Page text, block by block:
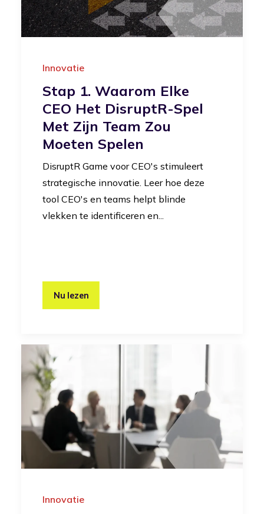
Innovatie
Stap 1. Waarom Elke
CEO Het DisruptR-Spel
Met Zijn Team Zou
Moeten Spelen
DisruptR Game voor CEO's stimuleert
strategische innovatie. Leer hoe deze
tool CEO's en teams helpt blinde
vlekken te identificeren en...
Nu lezen
Innovatie